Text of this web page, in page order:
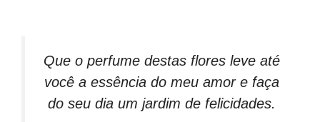
Que o perfume destas flores leve até
você a essência do meu amor e faça
do seu dia um jardim de felicidades.